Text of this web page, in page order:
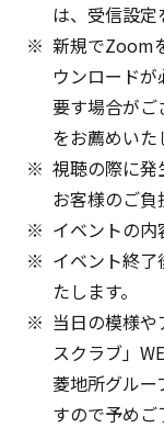
は、受信設定
新規でZoom
ウンロード
要す場合がご
をお薦めいた
視聴の際に発
お客様のご負
イベントの内
イベント終
たします。
当日の模様
スクラブ」
菱地所グル
すので予めご